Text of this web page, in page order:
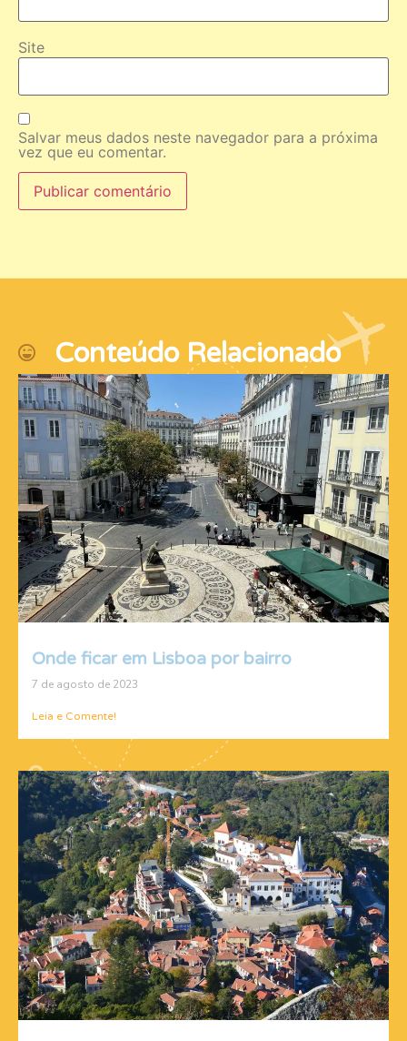
Site
Salvar meus dados neste navegador para a próxima
vez que eu comentar.
Conteúdo Relacionado
Onde ficar em Lisboa por bairro
7 de agosto de 2023
Leia e Comente!